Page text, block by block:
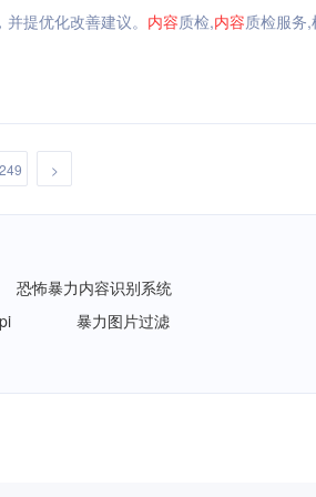
提优化改善建议。 内容质检,内容质检服务
249 >
恐怖暴力内容识别系统
暴力图片过滤